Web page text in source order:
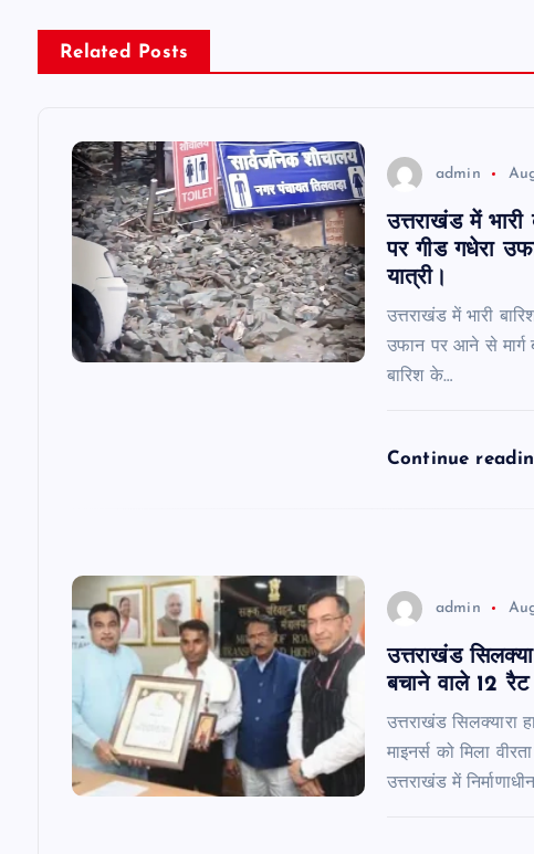
Related Posts
admin
उत्तराखंड में
पर गीड गधेरा
यात्री।
उत्तराखंड में भारी
उफान पर आने से मार्ग
बारिश के…
Continue
admin
उत्तराखंड
बचाने वाले 12 रैट
उत्तराखंड सिलक्यारा
माइनर्स को मिला
उत्तराखंड में